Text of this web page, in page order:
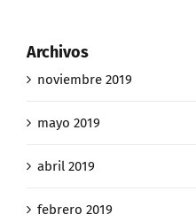
Archivos
noviembre 2019
mayo 2019
abril 2019
febrero 2019